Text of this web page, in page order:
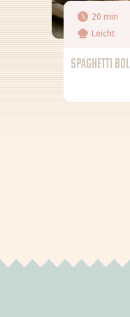
20 min
Leicht
SPAGHETTI